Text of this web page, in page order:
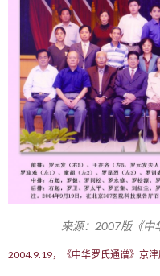
来源：2007版《
2004.9.19，《中华罗氏通谱》京